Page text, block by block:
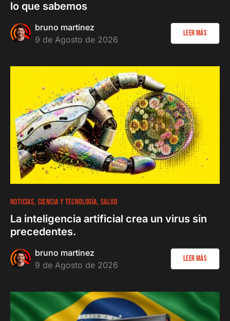
lo que sabemos
bruno martinez
9 de Agosto de 2026
Leer más
NOTICIAS CIENCIA Y TECNOLOGÍA SALUD
La inteligencia artificial crea un virus sin
precedentes.
bruno martinez
9 de Agosto de 2026
Leer más